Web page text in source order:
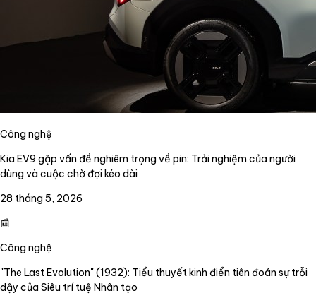
Công nghệ
Kia EV9 gặp vấn đề nghiêm trọng về pin: Trải nghiệm của người
dùng và cuộc chờ đợi kéo dài
28 tháng 5, 2026
📰
Công nghệ
"The Last Evolution" (1932): Tiểu thuyết kinh điển tiên đoán sự trỗi
dậy của Siêu trí tuệ Nhân tạo